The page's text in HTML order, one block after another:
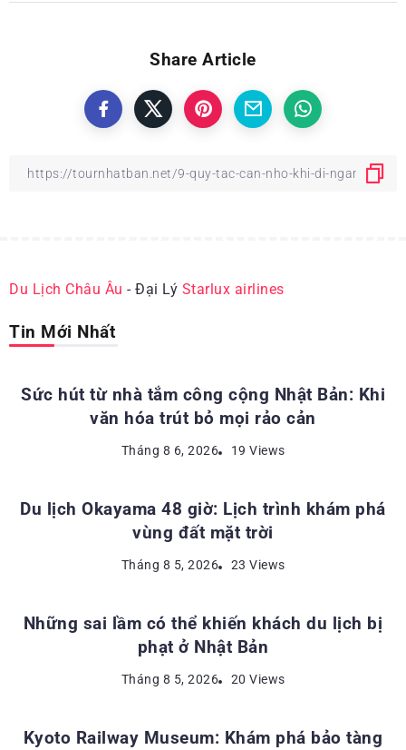
Share Article
Du Lịch Châu Âu - Đại Lý Starlux airlines
Tin Mới Nhất
Sức hút từ nhà tắm công cộng Nhật Bản: Khi
văn hóa trút bỏ mọi rảo cản
Tháng 8 6, 2026 19 Views
ĐỊA ĐIỂM DU LỊCH NHẬT BẢN
Du lịch Okayama 48 giờ: Lịch trình khám phá
vùng đất mặt trời
Tháng 8 5, 2026 23 Views
KINH NGHIỆM DU LỊCH NHẬT BẢN
Những sai lầm có thể khiến khách du lịch bị
phạt ở Nhật Bản
Tháng 8 5, 2026 20 Views
ĐỊA ĐIỂM DU LỊCH NHẬT BẢN
Kyoto Railway Museum: Khám phá bảo tàng